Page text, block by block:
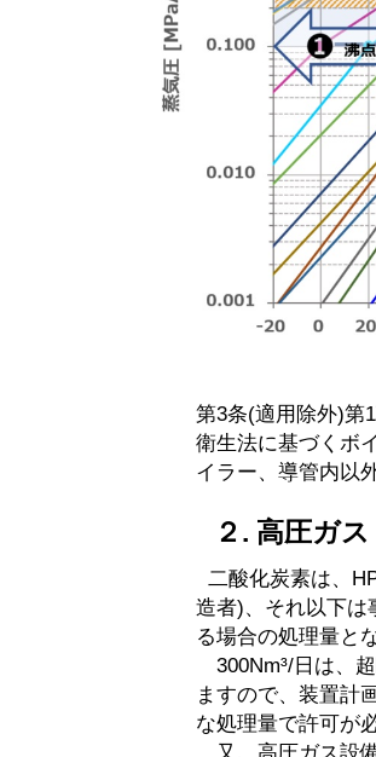
第3条(適用除外)第
衛生法に基づくボ
イラー、導管内以
２. 高圧ガ
二酸化炭素は、
造者)、それ以下は
る場合の処理量と
300Nm³/日は、
ますので、装置計
な処理量で許可が
又、高圧ガス設